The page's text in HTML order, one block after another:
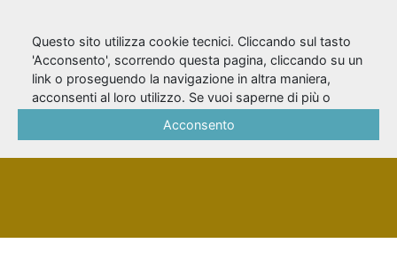
Martino, Francesco
PERSONA
Questo sito utilizza cookie tecnici. Cliccando sul tasto
'Acconsento', scorrendo questa pagina, cliccando su un
link o proseguendo la navigazione in altra maniera,
acconsenti al loro utilizzo. Se vuoi saperne di più o
Acconsento